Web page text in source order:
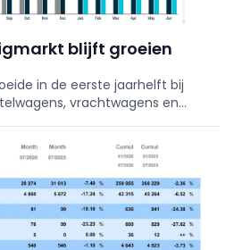
blijft groeien
in de eerste jaarhelft bij
vrachtwagens en